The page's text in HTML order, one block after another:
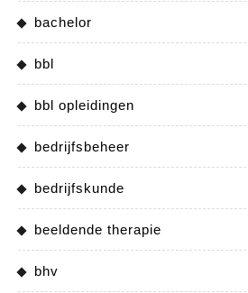
bachelor
bbl
bbl opleidingen
bedrijfsbeheer
bedrijfskunde
beeldende therapie
bhv